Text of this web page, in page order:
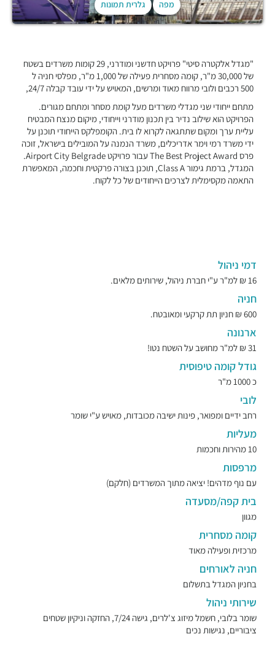
מפה גלרית תמונות
"מגדל אלקטרה סיטי" פרויקט חדשני ומודרני, 29 קומות משרדים בשטח
של 30,000 מ"ר, קומה מסחרית פעילה של 1,000 מ"ר, מפלסי חניה ל
500 רכבים ולובי מרווח מאוד ומרשים, המאויש על ידי עובד קבלה 24/7,
מתחם ייחודי שני מגדלי משרדים מעל קומת מסחר ומתחם מגורים.
הפרויקט הוא שילוב נדיר בין תכנון מודרני וייחודי, מיקום מנצח המבטיח
עליית ערך ומקום שתתגאה לקרוא לו בית. הקומפלקס הייחודי תוכנן על
ידי משרד רמי וימר אדריכלים, משרד הנמנה על המובילים בישראל, זוכה
פרס The Best Project Award עבור פרויקט Airport City Belgrade.
המגדל, ברמת גימור Class A, תוכנן בצורה פרקטית וחכמה, המאפשרת
התאמה מקסימלית לצרכים הייחודים של כל לקוח.
דמי ניהול
16 ₪ למ"ר ע"י חברת ניהול, שירותים מלאים.
חניה
600 ₪ חניון תת קרקעי ומאובטח.
ארנונה
31 ₪ למ"ר מחושב על השטח נטו!
גודל קומה טיפוסית
כ 1000 מ"ר
לובי
רחב ידיים ומפואר, פינות ישיבה מכובדות, מאויש ע"י שומר
מעליות
10 מהירות וחכמות
מרפסות
עם נוף מדהים! יציאה מתוך המשרדים (חלקם)
בית קפה/מסעדה
מגוון
קומה מסחרית
מרכזית ופעילה מאוד
חניה לאורחים
בחניון המגדל בתשלום
שירותי ניהול
שומר בלובי, חשמל מיזוג צ'לרים, גישה 7/24, החזקה וניקיון שטחים
ציבוריים, נגישות נכים